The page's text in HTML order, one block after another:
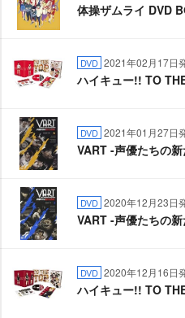
体操ザムライ DVD
DVD 2021年02月17日
ハイキュー!! TO
DVD 2021年01月27日
VART -声優たちの
DVD 2020年12月23日
VART -声優たちの
DVD 2020年12月16日
ハイキュー!! TO